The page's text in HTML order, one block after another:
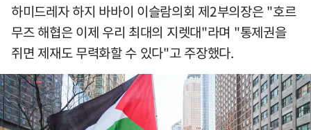
하미드레자 하지 바바이 이슬람의회 제2부의장은 "호르
무즈 해협은 이제 우리 최대의 지렛대"라며 "통제권을
쥐면 제재도 무력화할 수 있다"고 주장했다.